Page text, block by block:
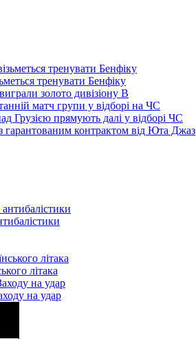
тренувати Бенфіку
золото дивізіону В
матч групи у відборі на ЧС
Грузією прямують далі у відборі ЧС
контрактом від Юта Джаз
літака
на удар